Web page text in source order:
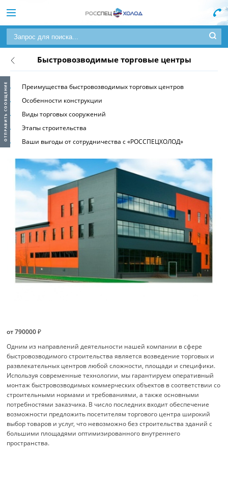
Быстровозводимые торговые центры
Преимущества быстровозводимых торговых центров
Особенности конструкции
Виды торговых сооружений
Этапы строительства
Ваши выгоды от сотрудничества с «РОССПЕЦХОЛОД»
от 790000 ₽
Одним из направлений деятельности нашей компании в сфере
быстровозводимого строительства является возведение торговых и
развлекательных центров любой сложности, площади и специфики.
Используя современные технологии, мы гарантируем оперативный
монтаж быстровозводимых коммерческих объектов в соответствии со
строительными нормами и требованиями, а также основными
потребностями заказчика. В число последних входит обеспечение
возможности предложить посетителям торгового центра широкий
выбор товаров и услуг, что невозможно без строительства зданий с
большими площадями оптимизированного внутреннего
пространства.